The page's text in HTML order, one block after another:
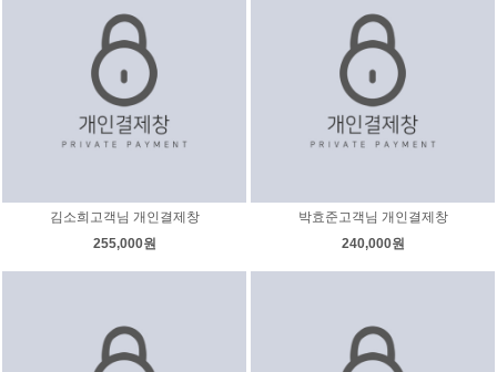
김소희고객님 개인결제창
255,000원
박효준고객님 개인결제창
240,000원